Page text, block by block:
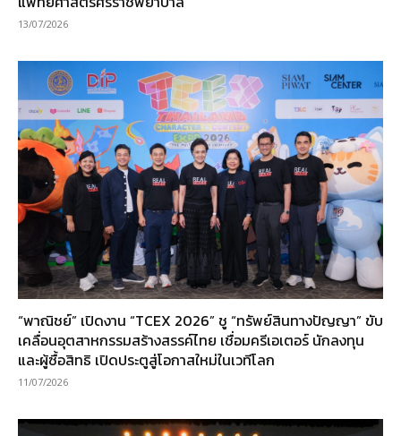
13/07/2026
“พาณิชย์” เปิดงาน “TCEX 2026” ชู “ทรัพย์สินทางปัญญา” ขับ
เคลื่อนอุตสาหกรรมสร้างสรรค์ไทย เชื่อมครีเอเตอร์ นักลงทุน
และผู้ซื้อสิทธิ เปิดประตูสู่โอกาสใหม่ในเวทีโลก
11/07/2026